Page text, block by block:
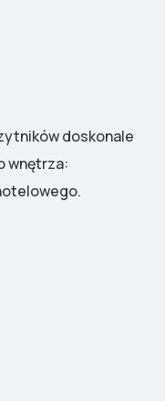
doskonale
wnętrza: